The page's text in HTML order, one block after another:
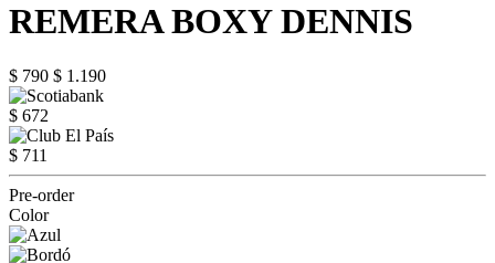
REMERA BOXY DENNIS
$ 790 $ 1.190
$ 672
$ 711
Pre-order
Color